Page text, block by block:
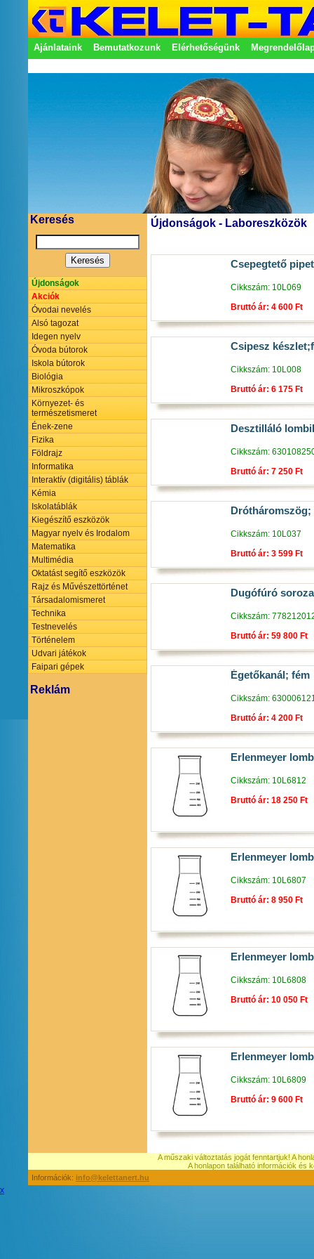
Ajánlataink Bemutatkozunk Elérhetőségünk
Keresés
Újdonságok
Akciók
Óvodai nevelés
Alsó tagozat
Idegen nyelv
Óvoda bútorok
Iskola bútorok
Biológia
Mikroszkópok
Környezet- és
természetismeret
Ének-zene
Fizika
Földrajz
Informatika
Interaktív (digitális) táblák
Kémia
Iskolatáblák
Kiegészítő eszközök
Magyar nyelv és Irodalom
Matematika
Multimédia
Oktatást segítő eszközök
Rajz és Művészettörténet
Társadalomismeret
Technika
Testnevelés
Történelem
Udvari játékok
Faipari gépek
Reklám
Újdonságok - Laboreszközök
Csepegtető
Cikkszám: 10L069
Bruttó ár: 4 600 Ft
Csipesz
Cikkszám: 10L008
Bruttó ár: 6 175 Ft
Desztilláló
Cikkszám:
Bruttó ár: 7 250 Ft
Drótháromszög;
Cikkszám: 10L037
Bruttó ár: 3 599 Ft
Dugófúró
Cikkszám:
Bruttó ár: 59 800 Ft
Égetőkanál; fém
Cikkszám:
Bruttó ár: 4 200 Ft
Erlenmeyer
Cikkszám: 10L6812
Bruttó ár: 18 250 Ft
Erlenmeyer
Cikkszám: 10L6807
Bruttó ár: 8 950 Ft
Erlenmeyer
Cikkszám: 10L6808
Bruttó ár: 10 050 Ft
Erlenmeyer
Cikkszám: 10L6809
Bruttó ár: 9 600 Ft
A műszaki változtatás jogát fenntartjuk! A
A honlapon található információk és
Információk: info@kelettanert.hu
x